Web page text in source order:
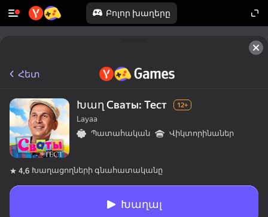
Բոլոր խաղերը
Հետ
Խաղ Сваты: Тест 12+
Layaa
Պատահական
Վիկտորինաներ
4,6 Խաղացողների գնահատականը
Խաղալ